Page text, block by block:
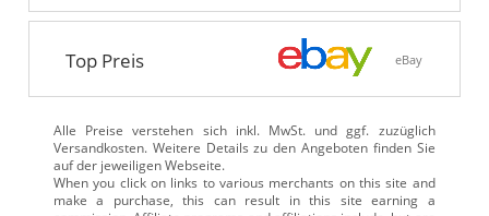
Top Preis eBay
Alle Preise verstehen sich inkl. MwSt. und ggf. zuzüglich
Versandkosten. Weitere Details zu den Angeboten finden Sie
auf der jeweiligen Webseite.